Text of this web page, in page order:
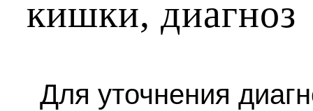
кишки, диагноз
Для уточнения